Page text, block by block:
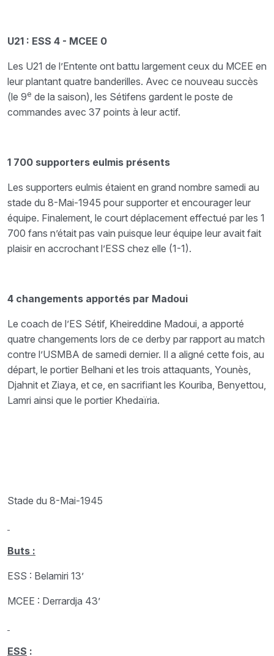
U21 : ESS 4 - MCEE 0
Les U21 de l’Entente ont battu largement ceux du MCEE en
leur plantant quatre banderilles. Avec ce nouveau succès
(le 9e de la saison), les Sétifens gardent le poste de
commandes avec 37 points à leur actif.
1 700 supporters eulmis présents
Les supporters eulmis étaient en grand nombre samedi au
stade du 8-Mai-1945 pour supporter et encourager leur
équipe. Finalement, le court déplacement effectué par les 1
700 fans n’était pas vain puisque leur équipe leur avait fait
plaisir en accrochant l’ESS chez elle (1-1).
4 changements apportés par Madoui
Le coach de l’ES Sétif, Kheireddine Madoui, a apporté
quatre changements lors de ce derby par rapport au match
contre l’USMBA de samedi dernier. Il a aligné cette fois, au
départ, le portier Belhani et les trois attaquants, Younès,
Djahnit et Ziaya, et ce, en sacrifiant les Kouriba, Benyettou,
Lamri ainsi que le portier Khedaïria.
Stade du 8-Mai-1945
Buts :
ESS : Belamiri 13’
MCEE : Derrardja 43’
ESS :